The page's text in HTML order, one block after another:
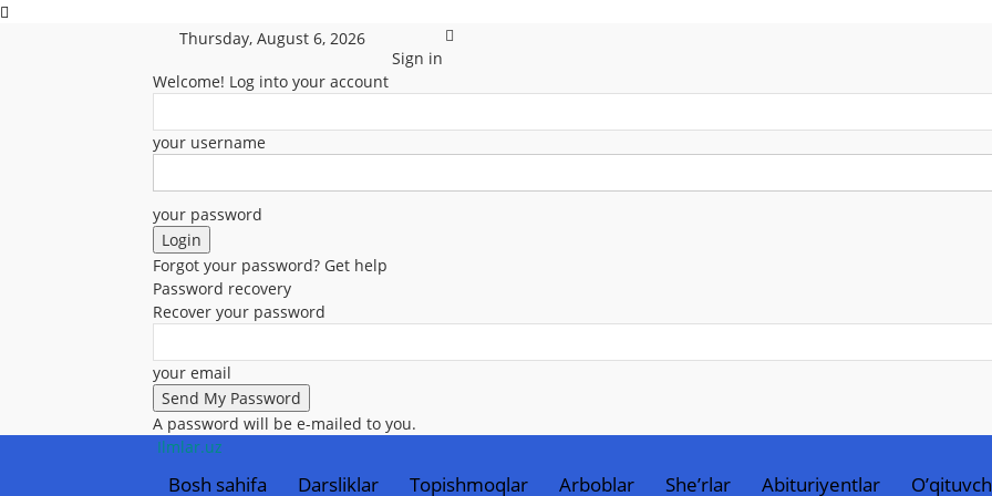
Thursday, August 6, 2026
Sign in
Welcome! Log into your account
your username
your password
Forgot your password? Get help
Password recovery
Recover your password
your email
A password will be e-mailed to you.
Ilmlar.uz
Bosh sahifa Darsliklar Topishmoqlar Arboblar She’rlar Abituriyentlar